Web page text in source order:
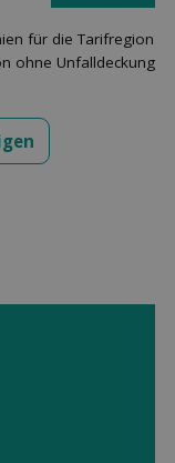
für die Tarifregion
ohne Unfalldeckung